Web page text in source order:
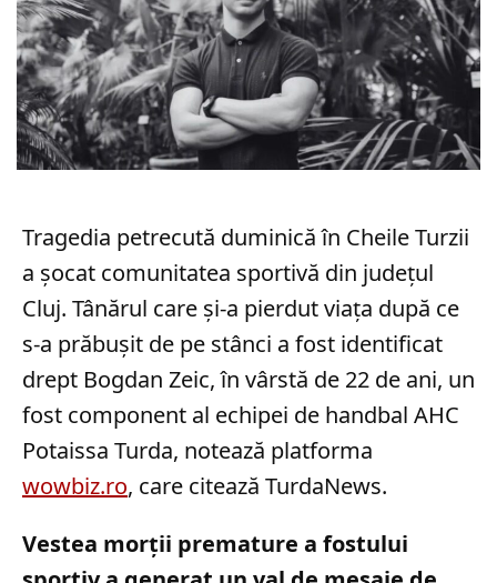
Tragedia petrecută duminică în Cheile Turzii
a șocat comunitatea sportivă din județul
Cluj. Tânărul care și-a pierdut viața după ce
s-a prăbușit de pe stânci a fost identificat
drept Bogdan Zeic, în vârstă de 22 de ani, un
fost component al echipei de handbal AHC
Potaissa Turda, notează platforma
wowbiz.ro, care citează TurdaNews.
Vestea morții premature a fostului